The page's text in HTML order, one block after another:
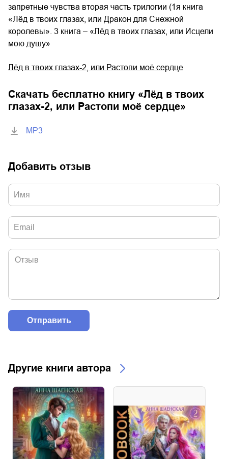
запретные чувства вторая часть трилогии (1я книга
«Лёд в твоих глазах, или Дракон для Снежной
королевы». 3 книга – «Лёд в твоих глазах, или Исцели
мою душу»
Лёд в твоих глазах-2, или Растопи моё сердце
Скачать бесплатно книгу «Лёд в твоих
глазах-2, или Растопи моё сердце»
MP3
Добавить отзыв
Другие книги автора